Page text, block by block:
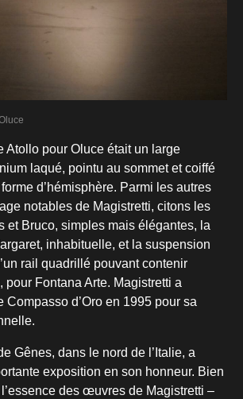
Atollo pour Oluce était un large
laqué, pointu au sommet et coiffé
d’hémisphère. Parmi les autres
notables de Magistretti, citons les
et Bruco, simples mais élégantes, la
inhabituelle, et la suspension
rail quadrillé pouvant contenir
pour Fontana Arte. Magistretti a
Compasso d’Oro en 1995 pour sa
Gênes, dans le nord de l’Italie, a
exposition en son honneur. Bien
des œuvres de Magistretti –